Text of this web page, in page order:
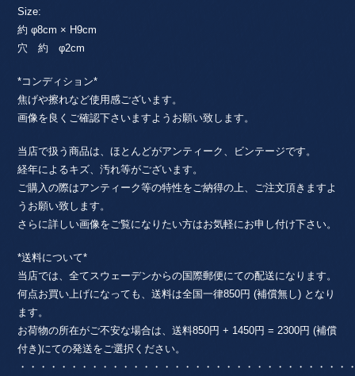
Size:
約 φ8cm × H9cm
穴 約 φ2cm
*コンディション*
焦げや擦れなど使用感ございます。
画像を良くご確認下さいますようお願い致します。
当店で扱う商品は、ほとんどがアンティーク、ビンテージです。
経年によるキズ、汚れ等がございます。
ご購入の際はアンティーク等の特性をご納得の上、ご注文頂きますよ
うお願い致します。
さらに詳しい画像をご覧になりたい方はお気軽にお申し付け下さい。
*送料について*
当店では、全てスウェーデンからの国際郵便にての配送になります。
何点お買い上げになっても、送料は全国一律850円 (補償無し) となり
ます。
お荷物の所在がご不安な場合は、送料850円 + 1450円 = 2300円 (補償
付き)にての発送をご選択ください。
・・・・・・・・・・・・・・・・・・・・・・・・・・・・・・・